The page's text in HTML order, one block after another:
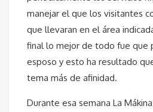
manejar el que los visitantes
que llevaran en el área
final lo mejor de todo fue que
esposo y esto ha resultado
tema más de afinidad.
Durante esa semana La